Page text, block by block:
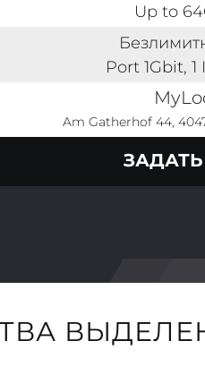
Up to
Port 1Gbit,
Am Gatherhof 44,